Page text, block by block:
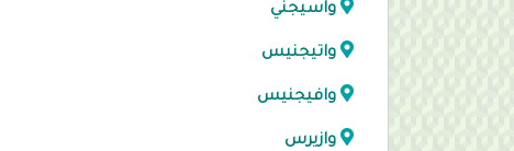
واسيجني
واتيجنيس
وافيجنيس
وازيرس